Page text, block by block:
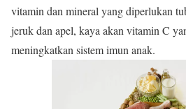
vitamin dan mineral yang diperlukan
jeruk dan apel, kaya akan vitamin C
meningkatkan sistem imun anak.